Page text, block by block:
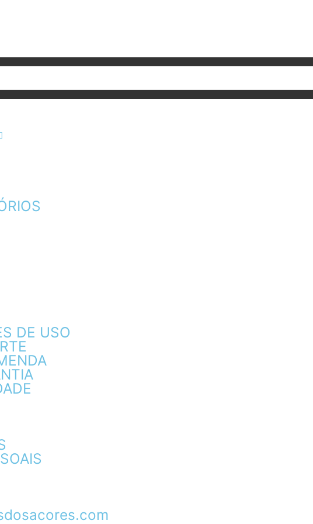
DE USO